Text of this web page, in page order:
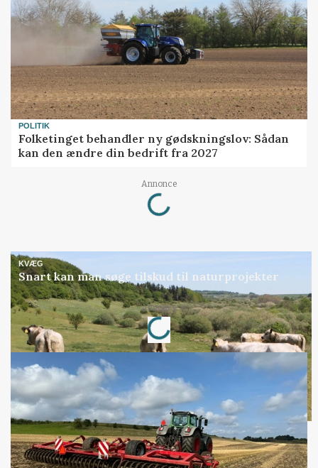
POLITIK
Folketinget behandler ny gødskningslov: Sådan
kan den ændre din bedrift fra 2027
Annonce
Loading...
KVÆG
Snart kan man søge tilskud til naturprojekter
Annonce
Loading...